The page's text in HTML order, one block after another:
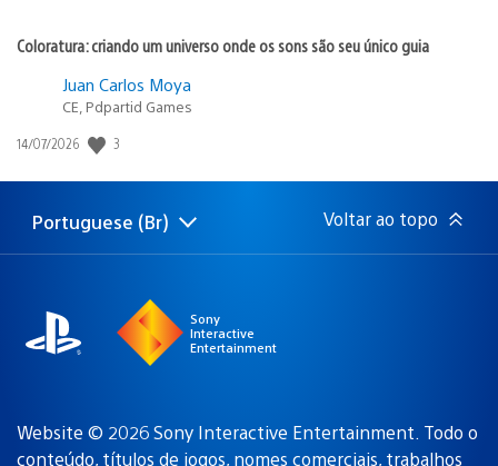
Coloratura: criando um universo onde os sons são seu único guia
Juan Carlos Moya
CE, Pdpartid Games
Data
publicação:
14/07/2026 3
Selecione
Região
Portuguese (Br) Voltar ao topo
Sony
Interactive
Entertainment
Website © 2026 Sony Interactive Entertainment. Todo o
conteúdo, títulos de jogos, nomes comerciais, trabalhos